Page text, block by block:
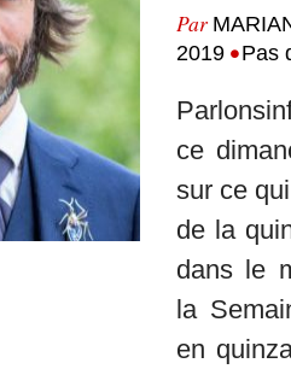
Par
2019 •Pas
ce
sur ce
de la
dans le
la
en